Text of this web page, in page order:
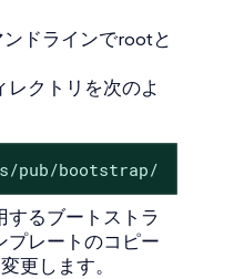
ドラインでrootと
クトリを次のよ
pub/bootstrap/
るブートストラ
プレートのコピー
更します。